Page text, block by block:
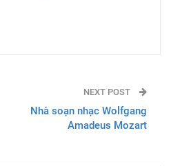
NEXT POST
Nhà soạn nhạc Wolfgang
Amadeus Mozart